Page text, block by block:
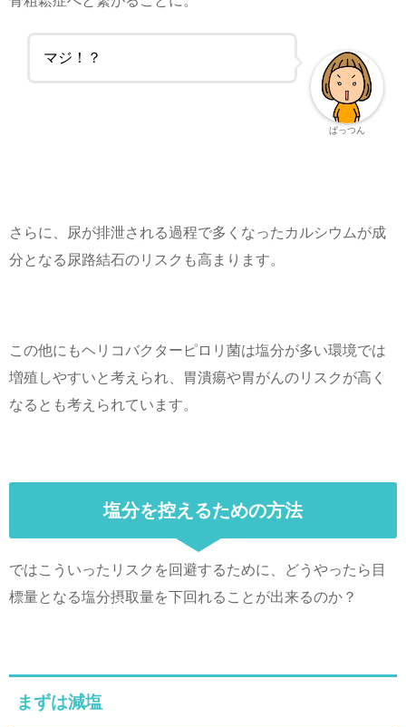
マジ！？
ぱっつん
さらに、尿が排泄される過程で多くなったカルシウムが成
分となる尿路結石のリスクも高まります。
この他にもヘリコバクターピロリ菌は塩分が多い環境では
増殖しやすいと考えられ、胃潰瘍や胃がんのリスクが高く
なるとも考えられています。
塩分を控えるための方法
ではこういったリスクを回避するために、どうやったら目
標量となる塩分摂取量を下回れることが出来るのか？
まずは減塩